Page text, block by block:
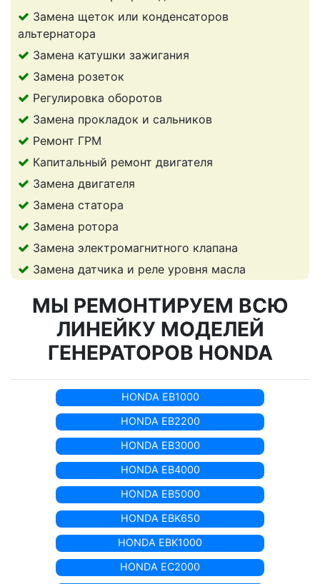
Замена щеток или конденсаторов
альтернатора
Замена катушки зажигания
Замена розеток
Регулировка оборотов
Замена прокладок и сальников
Ремонт ГРМ
Капитальный ремонт двигателя
Замена двигателя
Замена статора
Замена ротора
Замена электромагнитного клапана
Замена датчика и реле уровня масла
МЫ РЕМОНТИРУЕМ ВСЮ
ЛИНЕЙКУ МОДЕЛЕЙ
ГЕНЕРАТОРОВ HONDA
HONDA EB1000
HONDA EB2200
HONDA EB3000
HONDA EB4000
HONDA EB5000
HONDA EBK650
HONDA EBK1000
HONDA EC2000